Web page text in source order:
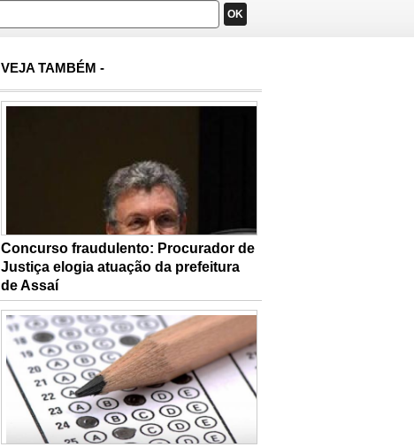
OK
VEJA TAMBÉM -
Concurso fraudulento: Procurador de
Justiça elogia atuação da prefeitura
de Assaí